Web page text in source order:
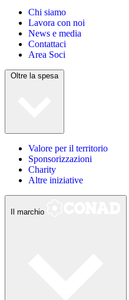
Chi siamo
Lavora con noi
News e media
Contattaci
Area Soci
Oltre la spesa
Valore per il territorio
Sponsorizzazioni
Charity
Altre iniziative
Il marchio